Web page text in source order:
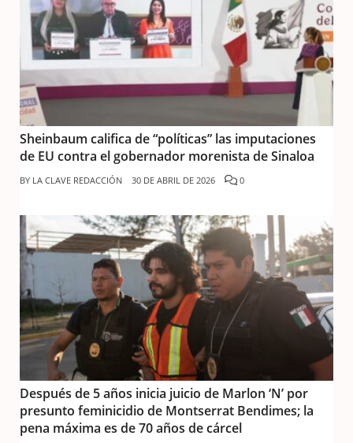
Sheinbaum califica de “políticas” las imputaciones
de EU contra el gobernador morenista de Sinaloa
BY LA CLAVE REDACCIÓN 30 DE ABRIL DE 2026 0
Después de 5 años inicia juicio de Marlon ‘N’ por
presunto feminicidio de Montserrat Bendimes; la
pena máxima es de 70 años de cárcel